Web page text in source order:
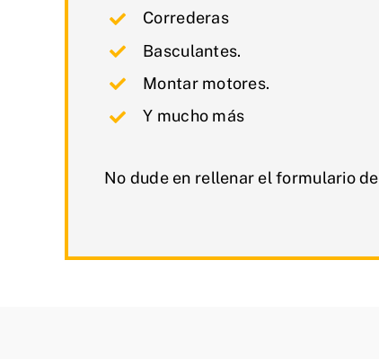
Correderas
Basculantes.
Montar motores.
Y mucho más
No dude en rellenar el formulario